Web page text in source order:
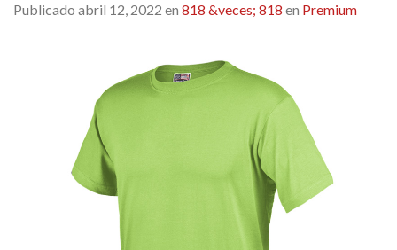
Publicado abril 12, 2022 en 818 &veces; 818 en Premium